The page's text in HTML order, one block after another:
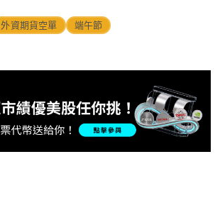
外資期貨空單 端午節